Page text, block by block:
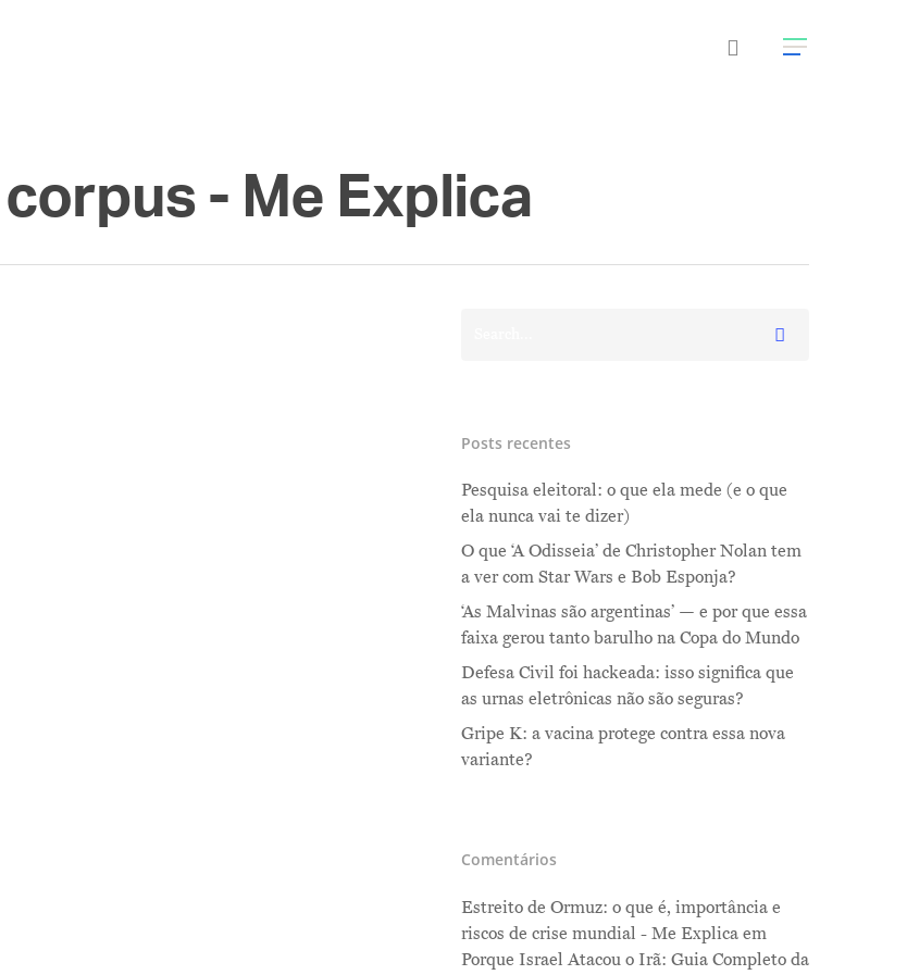
- Me Explica
Posts recentes
Pesquisa eleitoral: o que ela mede (e o que
ela nunca vai te dizer)
O que ‘A Odisseia’ de Christopher Nolan tem
a ver com Star Wars e Bob Esponja?
‘As Malvinas são argentinas’ — e por que essa
faixa gerou tanto barulho na Copa do Mundo
Defesa Civil foi hackeada: isso significa que
as urnas eletrônicas não são seguras?
Gripe K: a vacina protege contra essa nova
variante?
Comentários
Estreito de Ormuz: o que é, importância e
riscos de crise mundial - Me Explicaem
Porque Israel Atacou o Irã: Guia Completo da